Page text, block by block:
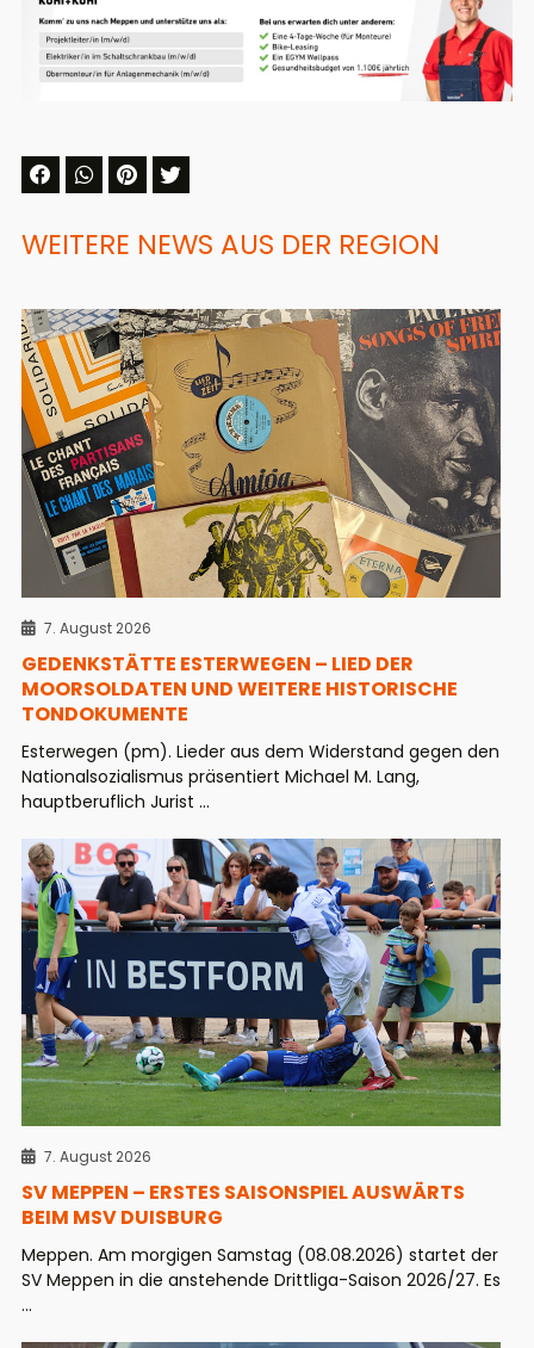
WEITERE NEWS AUS DER REGION
7. August 2026
GEDENKSTÄTTE ESTERWEGEN – LIED DER
MOORSOLDATEN UND WEITERE HISTORISCHE
TONDOKUMENTE
Esterwegen (pm). Lieder aus dem Widerstand gegen den
Nationalsozialismus präsentiert Michael M. Lang,
hauptberuflich Jurist ...
7. August 2026
SV MEPPEN – ERSTES SAISONSPIEL AUSWÄRTS
BEIM MSV DUISBURG
Meppen. Am morgigen Samstag (08.08.2026) startet der
SV Meppen in die anstehende Drittliga-Saison 2026/27. Es
...